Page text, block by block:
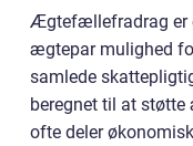
Ægtefællefradrag er
ægtepar mulighed
samlede
beregnet til at støtte
ofte deler